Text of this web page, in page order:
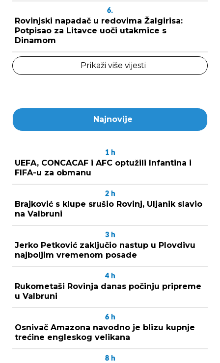
6.
Rovinjski napadač u redovima Žalgirisa:
Potpisao za Litavce uoči utakmice s
Dinamom
Prikaži više vijesti
Najnovije
1 h
UEFA, CONCACAF i AFC optužili Infantina i
FIFA-u za obmanu
2 h
Brajković s klupe srušio Rovinj, Uljanik slavio
na Valbruni
3 h
Jerko Petković zaključio nastup u Plovdivu
najboljim vremenom posade
4 h
Rukometaši Rovinja danas počinju pripreme
u Valbruni
6 h
Osnivač Amazona navodno je blizu kupnje
trećine engleskog velikana
8 h